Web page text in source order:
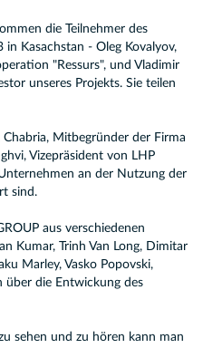
die Teilnehmer des
in Kasachstan - Oleg Kovalyov,
"Ressurs", und Vladimir
unseres Projekts. Sie teilen
Mitbegründer der Firma
Vizepräsident von LHP
an der Nutzung der
sind.
aus verschiedenen
Kumar, Trinh Van Long, Dimitar
Marley, Vasko Popovski,
über die Entwickung des
sehen und zu hören kann man